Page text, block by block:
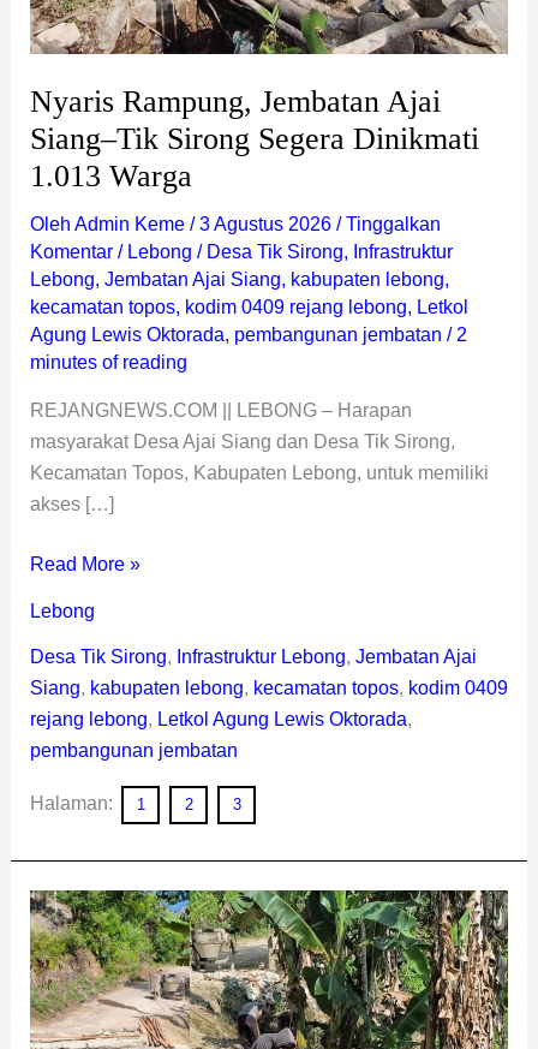
Nyaris Rampung, Jembatan Ajai
Siang–Tik Sirong Segera Dinikmati
1.013 Warga
Oleh Admin Keme /3 Agustus 2026 /Tinggalkan
Komentar / Lebong / Desa Tik Sirong, Infrastruktur
Lebong, Jembatan Ajai Siang, kabupaten lebong,
kecamatan topos, kodim 0409 rejang lebong, Letkol
Agung Lewis Oktorada, pembangunan jembatan / 2
minutes of reading
REJANGNEWS.COM || LEBONG – Harapan
masyarakat Desa Ajai Siang dan Desa Tik Sirong,
Kecamatan Topos, Kabupaten Lebong, untuk memiliki
akses […]
Warga
Read More »
Lebong
Desa Tik Sirong, Infrastruktur Lebong, Jembatan Ajai
Siang, kabupaten lebong, kecamatan topos, kodim 0409
rejang lebong, Letkol Agung Lewis Oktorada,
pembangunan jembatan
Halaman: 1 2 3
Progres
Pesat!
Jembatan
Perintis
Garuda